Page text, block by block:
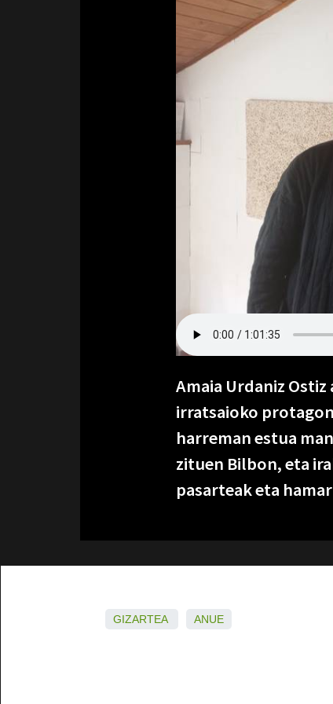
Amaia Urdaniz
irratsaioko
harreman estua
zituen Bilbon, eta
pasarteak eta
GIZARTEA ANUE